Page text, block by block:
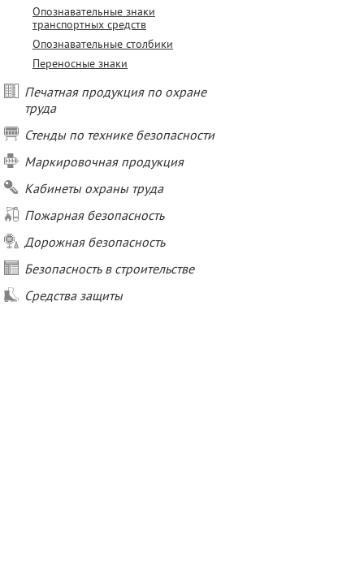
Опознавательные знаки
транспортных средств
Опознавательные столбики
Переносные знаки
Печатная продукция по охране
труда
Стенды по технике безопасности
Маркировочная продукция
Кабинеты охраны труда
Пожарная безопасность
Дорожная безопасность
Безопасность в строительстве
Средства защиты